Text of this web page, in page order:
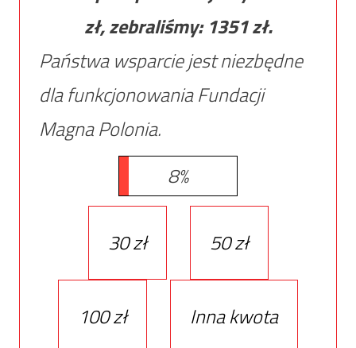
zł, zebraliśmy: 1351zł.
Państwa wsparcie jest niezbędne
dla funkcjonowania Fundacji
Magna Polonia.
8%
30 zł 50 zł
100 zł Inna kwota